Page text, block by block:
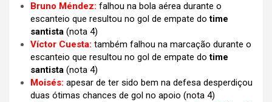
Bruno Méndez: falhou na bola aérea durante o
escanteio que resultou no gol de empate dotime
santista (nota 4)
Víctor Cuesta: também falhou na marcação durante o
escanteio que resultou no gol de empate dotime
santista (nota 4)
Moisés: apesar de ter sido bem na defesa desperdiçou
duas ótimas chances de gol no apoio (nota 4)